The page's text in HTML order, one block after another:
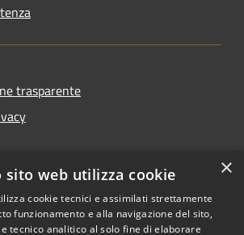
trasparente
accessibilità
×
sito web utilizza cookie
cookie tecnici e assimilati strettamente
funzionamento e alla navigazione del sito,
tecnico analitico al solo fine di elaborare